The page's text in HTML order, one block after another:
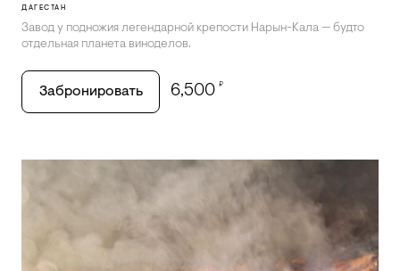
ДАГЕСТАН
Завод у подножия легендарной крепости Нарын-Кала — будто
отдельная планета виноделов.
Забронировать 6,500 ₽